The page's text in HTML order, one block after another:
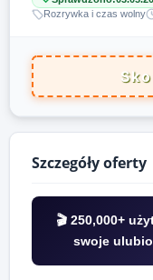
Rozrywka i czas wolny
Szczegóły oferty
🎬 250,000+
swoje